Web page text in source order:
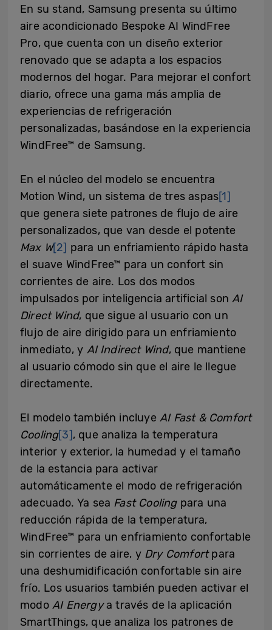
En su stand, Samsung presenta su último
aire acondicionado Bespoke AI WindFree
Pro, que cuenta con un diseño exterior
renovado que se adapta a los espacios
modernos del hogar. Para mejorar el confort
diario, ofrece una gama más amplia de
experiencias de refrigeración
personalizadas, basándose en la experiencia
WindFree™ de Samsung.
En el núcleo del modelo se encuentra
Motion Wind, un sistema de tres aspas[1]
que genera siete patrones de flujo de aire
personalizados, que van desde el potente
Max W[2] para un enfriamiento rápido hasta
el suave WindFree™ para un confort sin
corrientes de aire. Los dos modos
impulsados por inteligencia artificial sonAI
Direct Wind, que sigue al usuario con un
flujo de aire dirigido para un enfriamiento
inmediato, y AI Indirect Wind, que mantiene
al usuario cómodo sin que el aire le llegue
directamente.
El modelo también incluye AI Fast & Comfort
Cooling[3], que analiza la temperatura
interior y exterior, la humedad y el tamaño
de la estancia para activar
automáticamente el modo de refrigeración
adecuado. Ya sea Fast Coolingpara una
reducción rápida de la temperatura,
WindFree™ para un enfriamiento confortable
sin corrientes de aire, y Dry Comfortpara
una deshumidificación confortable sin aire
frío. Los usuarios también pueden activar el
modo AI Energya través de la aplicación
SmartThings, que analiza los patrones de